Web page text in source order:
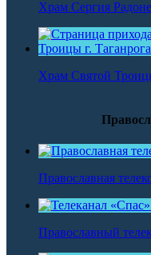
Храм Сергия
Храм Святой
Православная
Православный